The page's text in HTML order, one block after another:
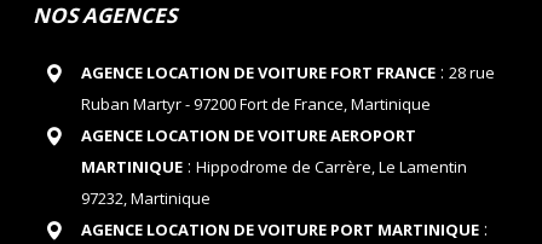
NOS AGENCES
AGENCE LOCATION DE VOITURE FORT FRANCE: 28 rue
Ruban Martyr - 97200 Fort de France, Martinique
AGENCE LOCATION DE VOITURE AEROPORT
MARTINIQUE: Hippodrome de Carrère, Le Lamentin
97232, Martinique
AGENCE LOCATION DE VOITURE PORT MARTINIQUE: